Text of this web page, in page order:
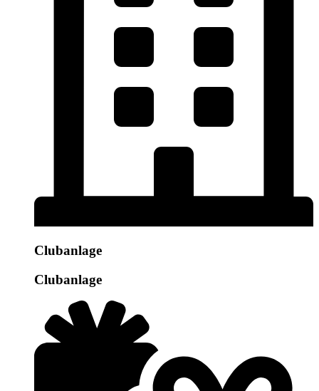
Clubanlage
Clubanlage